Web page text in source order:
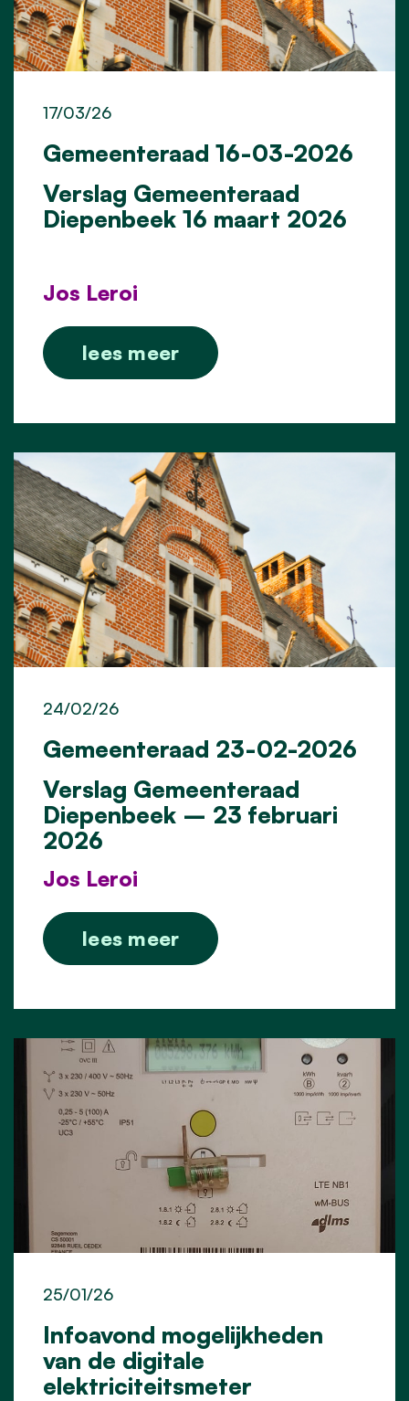
Gemeenteraad 16-03-2026
17/03/26
Verslag Gemeenteraad
Diepenbeek 16 maart 2026
Jos Leroi
lees meer
Gemeenteraad 23-02-2026
24/02/26
Verslag Gemeenteraad
Diepenbeek – 23 februari
2026
Jos Leroi
lees meer
Infoavond mogelijkheden
van de digitale
elektriciteitsmeter
25/01/26